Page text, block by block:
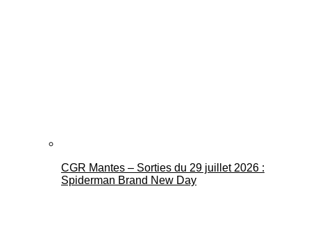
CGR Mantes – Sorties du 29 juillet 2026 :
Spiderman Brand New Day